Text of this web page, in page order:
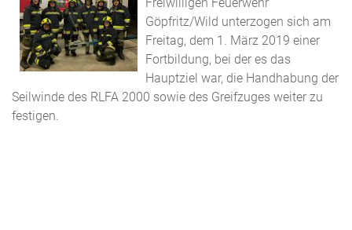
Göpfritz/Wild unterzogen sich am
Freitag, dem 1. März 2019 einer
Fortbildung, bei der es das
Hauptziel war, die Handhabung der
Seilwinde des RLFA 2000 sowie des Greifzuges weiter zu
festigen.